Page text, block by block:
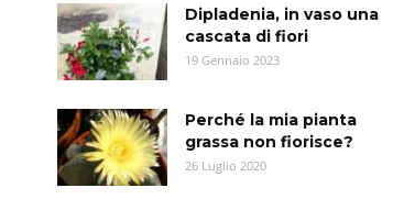
Dipladenia, in vaso una
cascata di fiori
19 Gennaio 2023
Perché la mia pianta
grassa non fiorisce?
26 Luglio 2020